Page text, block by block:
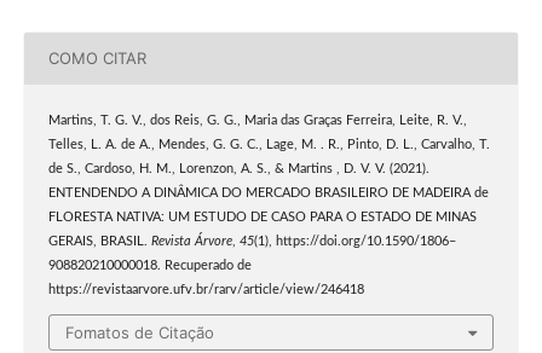
COMO CITAR
Martins, T. G. V., dos Reis, G. G., Maria das Graças Ferreira, Leite, R. V.,
Telles, L. A. de A., Mendes, G. G. C., Lage, M. . R., Pinto, D. L., Carvalho, T.
de S., Cardoso, H. M., Lorenzon, A. S., & Martins , D. V. V. (2021).
ENTENDENDO A DINÂMICA DO MERCADO BRASILEIRO DE MADEIRA de
FLORESTA NATIVA: UM ESTUDO DE CASO PARA O ESTADO DE MINAS
GERAIS, BRASIL. Revista Árvore, 45(1), https://doi.org/10.1590/1806–
908820210000018. Recuperado de
https://revistaarvore.ufv.br/rarv/article/view/246418
Fomatos de Citação